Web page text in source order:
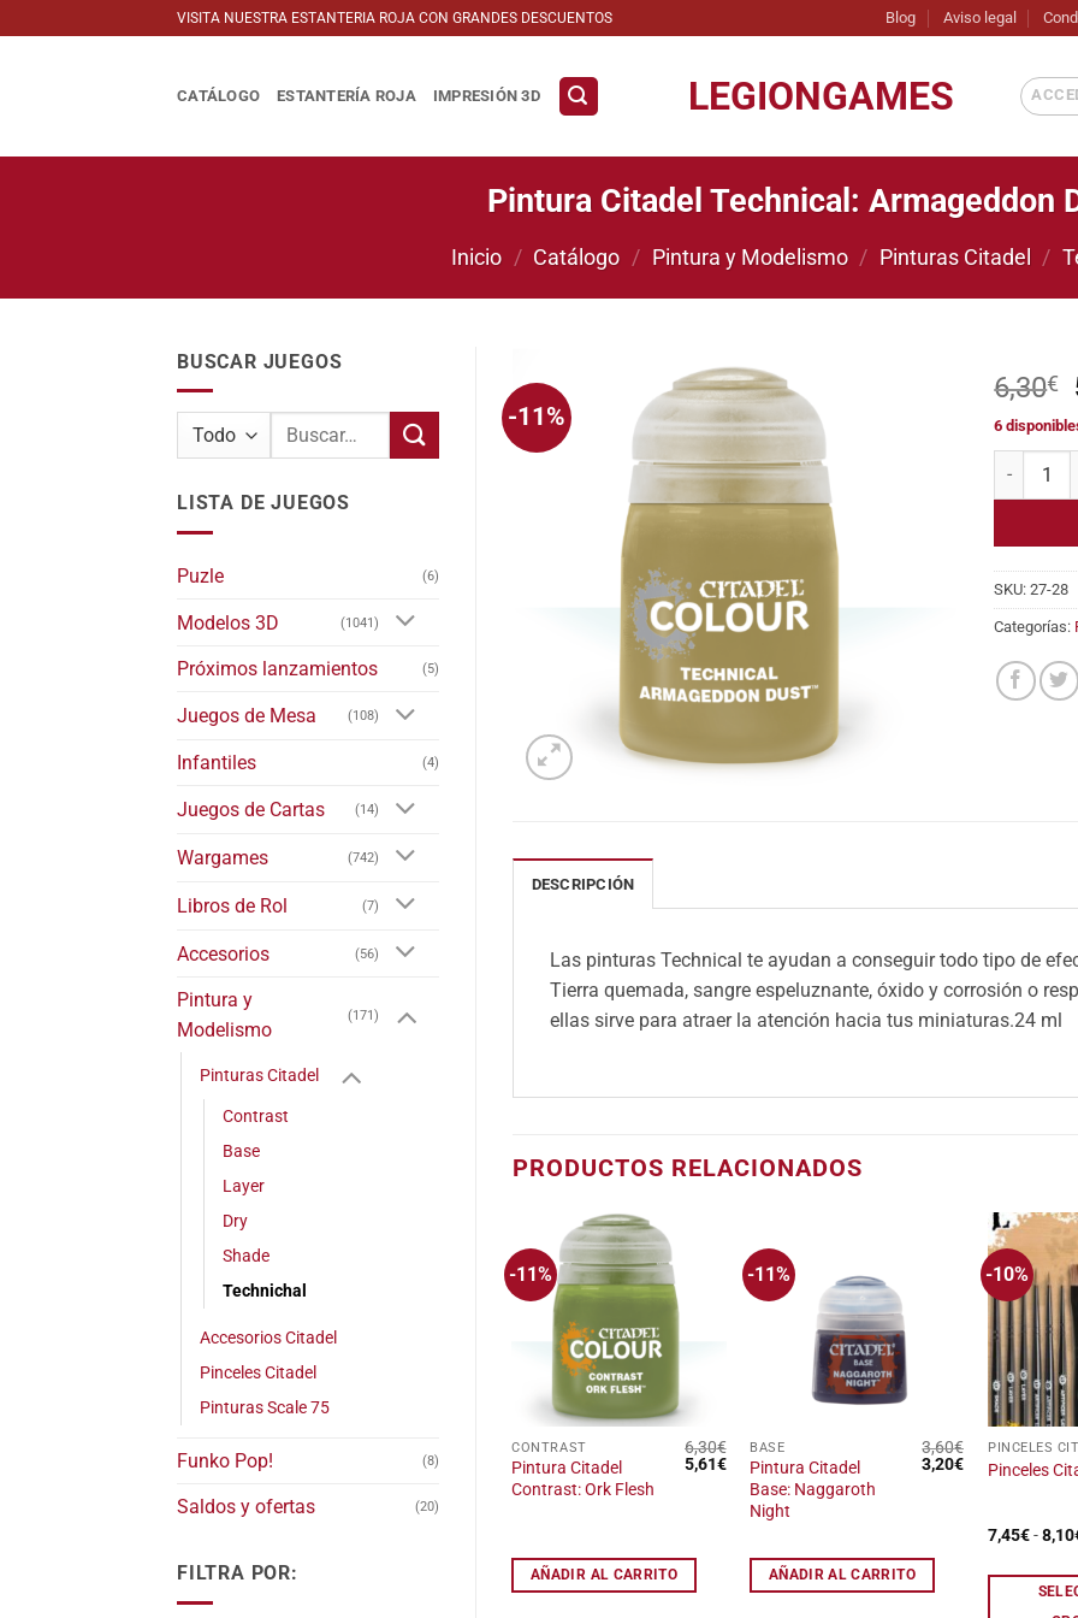
al
VISITA NUESTRA ESTANTERIA ROJA CON GRANDES DESCUENTOS Blog Aviso legal
LEGIONGAMES
CATÁLOGO ESTANTERÍA ROJA IMPRESIÓN 3D
Pintura Citadel Technical: Armageddon
Inicio / Catálogo / Pintura y Modelismo / Pinturas Citadel /
BUSCAR JUEGOS
Buscar
LISTA DE JUEGOS
Puzle (6)
Modelos 3D (1041)
Próximos lanzamientos (5)
Juegos de Mesa (108)
Infantiles (4)
Juegos de Cartas (14)
Wargames (742)
Libros de Rol (7)
Accesorios (56)
Pintura y
Modelismo
(171)
Pinturas Citadel
Contrast
Base
Layer
Dry
Shade
Technichal
Accesorios Citadel
Pinceles Citadel
Pinturas Scale 75
Funko Pop! (8)
Saldos y ofertas (20)
FILTRA POR:
-11%
6,30€
6
Pintura
SKU:27-28
Categorías:
DESCRIPCIÓN
Las pinturas Technical te ayudan a conseguir todo tipo de
Tierra quemada, sangre espeluznante, óxido y corrosión o
ellas sirve para atraer la atención hacia tus miniaturas.24 ml
PRODUCTOS RELACIONADOS
-11%
Añadir
a la
lista
CONTRAST
Pintura Citadel
Contrast: Ork Flesh
6,30€
El
5,61€El
precio
actual
AÑADIR AL CARRITO
-11%
deseos
BASE
Pintura Citadel
Base: Naggaroth
Night
3,60€
El
3,20€El
precio
3,20€.
AÑADIR AL CARRITO
-10%
PINCELES
Pinceles
7,45€-8,10
Este
producto
múltiples